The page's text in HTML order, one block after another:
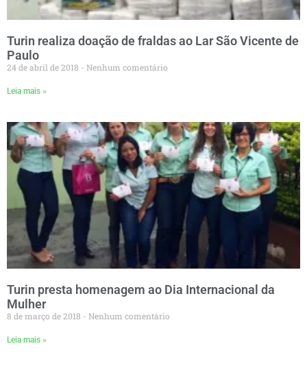
Turin realiza doação de fraldas ao Lar São Vicente de
Paulo
24 de abril de 2018 Nenhum comentário
Leia mais »
Turin presta homenagem ao Dia Internacional da
Mulher
8 de março de 2018 Nenhum comentário
Leia mais »